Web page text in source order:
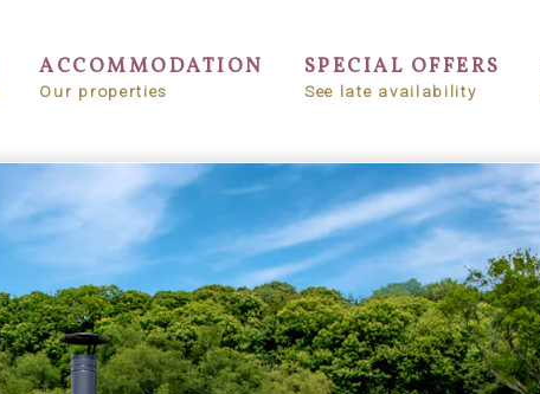
ACCOMMODATION
Our properties
SPECIAL OFFERS
See late availability